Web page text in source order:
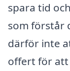
spara tid
som förstår
därför inte
offert för